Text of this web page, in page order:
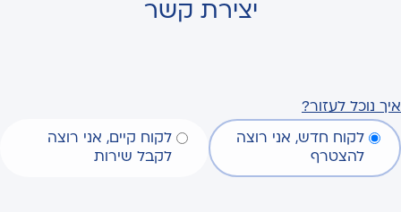
יצירת קשר
איך נוכל לעזור?
לקוח חדש, אני רוצה
להצטרף
לקוח קיים, אני רוצה
לקבל שירות